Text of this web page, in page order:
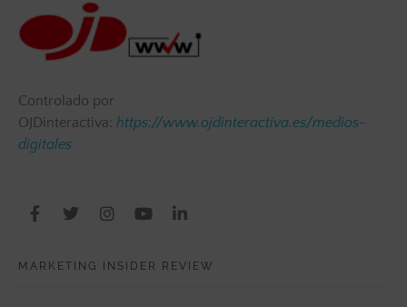
Controlado por
OJDinteractiva: https://www.ojdinteractiva.es/medios-
digitales
MARKETING INSIDER REVIEW